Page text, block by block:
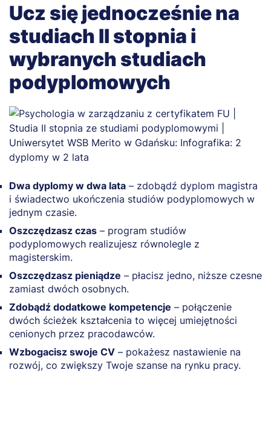
Ucz się jednocześnie na
studiach II stopnia i
wybranych studiach
podyplomowych
Dwa dyplomy w dwa lata – zdobądź dyplom magistra
i świadectwo ukończenia studiów podyplomowych w
jednym czasie.
Oszczędzasz czas – program studiów
podyplomowych realizujesz równolegle z
magisterskim.
Oszczędzasz pieniądze – płacisz jedno, niższe czesne
zamiast dwóch osobnych.
Zdobądź dodatkowe kompetencje – połączenie
dwóch ścieżek kształcenia to więcej umiejętności
cenionych przez pracodawców.
Wzbogacisz swoje CV – pokażesz nastawienie na
rozwój, co zwiększy Twoje szanse na rynku pracy.